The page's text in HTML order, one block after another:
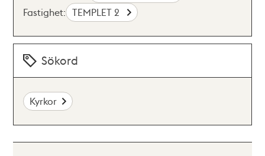
Fastighet: TEMPLET 2
Sökord
Kyrkor